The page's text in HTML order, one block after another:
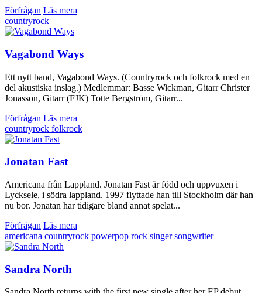
Förfrågan Läs mera
countryrock
Vagabond Ways
Ett nytt band, Vagabond Ways. (Countryrock och folkrock med en
del akustiska inslag.) Medlemmar: Basse Wickman, Gitarr Christer
Jonasson, Gitarr (FJK) Totte Bergström, Gitarr...
Förfrågan Läs mera
countryrock folkrock
Jonatan Fast
Americana från Lappland. Jonatan Fast är född och uppvuxen i
Lycksele, i södra lappland. 1997 flyttade han till Stockholm där han
nu bor. Jonatan har tidigare bland annat spelat...
Förfrågan Läs mera
americana countryrock powerpop rock singer songwriter
Sandra North